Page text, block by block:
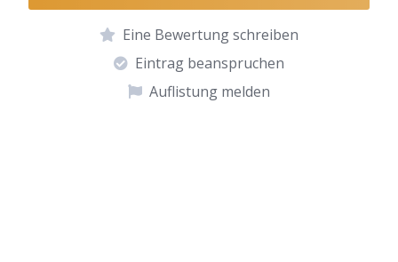
Eine Bewertung schreiben
Eintrag beanspruchen
Auflistung melden